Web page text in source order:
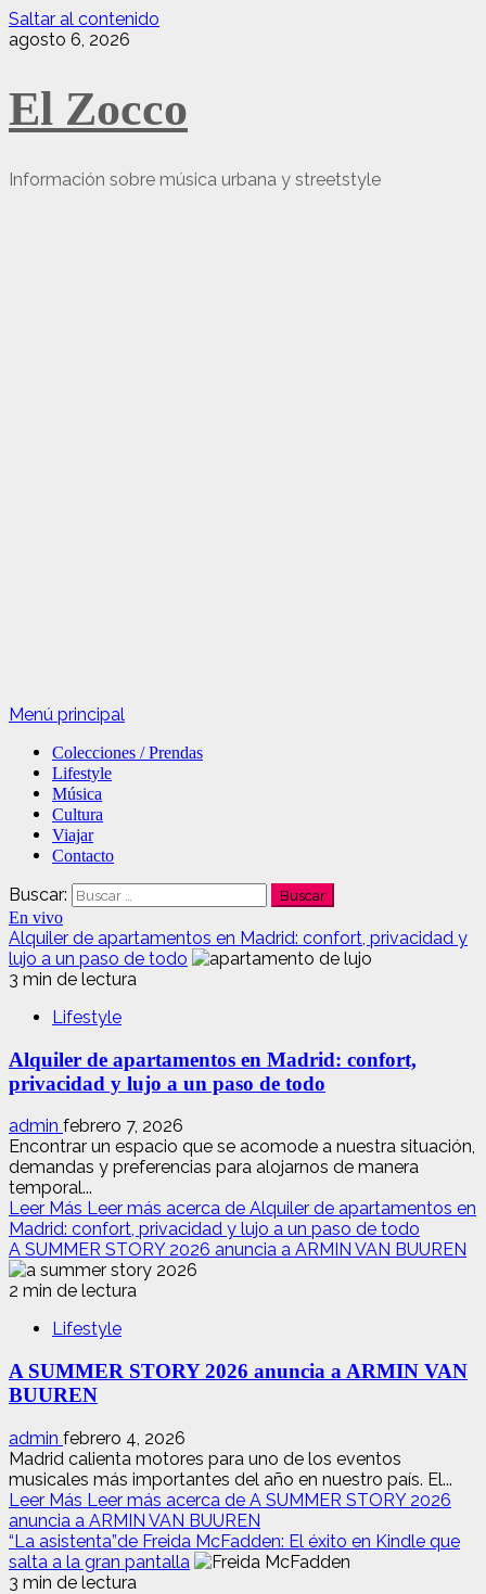
Saltar al contenido
agosto 6, 2026
El Zocco
Información sobre música urbana y streetstyle
Menú principal
Colecciones / Prendas
Lifestyle
Música
Cultura
Viajar
Contacto
Buscar:
En vivo
Alquiler de apartamentos en Madrid: confort, privacidad y
lujo a un paso de todo
3 min de lectura
Lifestyle
Alquiler de apartamentos en Madrid: confort,
privacidad y lujo a un paso de todo
admin febrero 7, 2026
Encontrar un espacio que se acomode a nuestra situación,
demandas y preferencias para alojarnos de manera
temporal...
Leer Más Leer más acerca de Alquiler de apartamentos en
Madrid: confort, privacidad y lujo a un paso de todo
A SUMMER STORY 2026 anuncia a ARMIN VAN BUUREN
2 min de lectura
Lifestyle
A SUMMER STORY 2026 anuncia a ARMIN VAN
BUUREN
admin febrero 4, 2026
Madrid calienta motores para uno de los eventos
musicales más importantes del año en nuestro país. El...
Leer Más Leer más acerca de A SUMMER STORY 2026
anuncia a ARMIN VAN BUUREN
“La asistenta”de Freida McFadden: El éxito en Kindle que
salta a la gran pantalla
3 min de lectura